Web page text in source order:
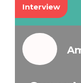
Interview